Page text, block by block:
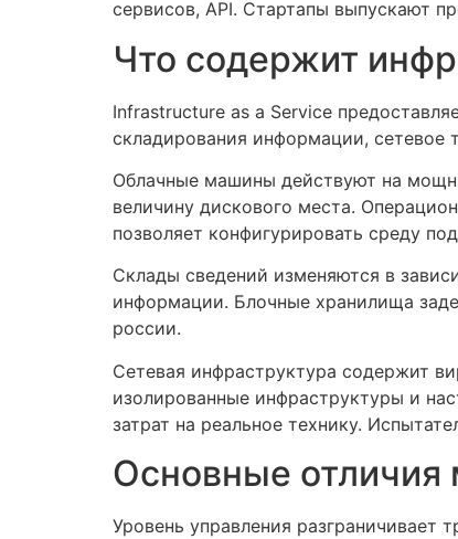
сервисов, API. Стартапы выпускают
Что содержит
Infrastructure as a Service
складирования информации, сетевое
Облачные машины действуют на
величину дискового места.
позволяет конфигурировать среду
Склады сведений изменяются в
информации. Блочные хранилища
россии.
Сетевая инфраструктура содержит
изолированные инфраструктуры и
затрат на реальное технику.
Основные отличия
Уровень управления разграничивает